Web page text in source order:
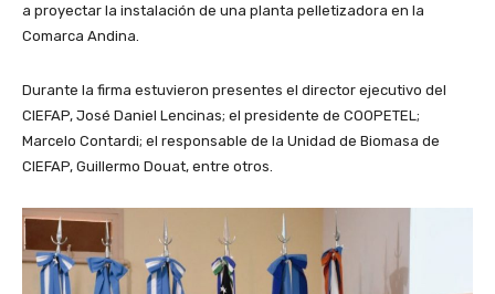
a proyectar la instalación de una planta pelletizadora en la
Comarca Andina.
Durante la firma estuvieron presentes el director ejecutivo del
CIEFAP, José Daniel Lencinas; el presidente de COOPETEL;
Marcelo Contardi; el responsable de la Unidad de Biomasa de
CIEFAP, Guillermo Douat, entre otros.